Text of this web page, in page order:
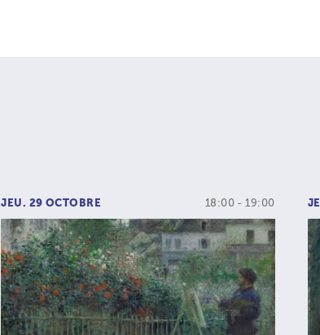
JEU. 29 OCTOBRE 18:00 - 19:00